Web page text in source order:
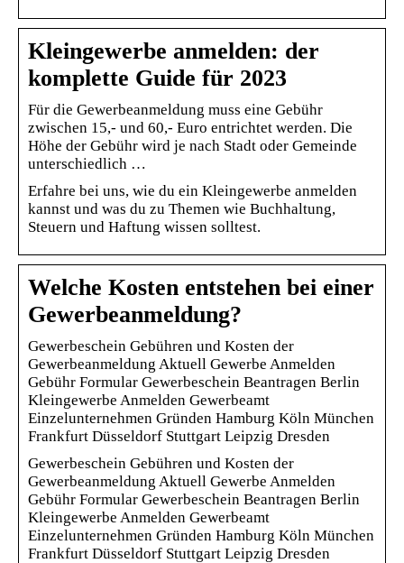
Kleingewerbe anmelden: der
komplette Guide für 2023
Für die Gewerbeanmeldung muss eine Gebühr
zwischen 15,- und 60,- Euro entrichtet werden. Die
Höhe der Gebühr wird je nach Stadt oder Gemeinde
unterschiedlich …
Erfahre bei uns, wie du ein Kleingewerbe anmelden
kannst und was du zu Themen wie Buchhaltung,
Steuern und Haftung wissen solltest.
Welche Kosten entstehen bei einer
Gewerbeanmeldung?
Gewerbeschein Gebühren und Kosten der
Gewerbeanmeldung Aktuell Gewerbe Anmelden
Gebühr Formular Gewerbeschein Beantragen Berlin
Kleingewerbe Anmelden Gewerbeamt
Einzelunternehmen Gründen Hamburg Köln München
Frankfurt Düsseldorf Stuttgart Leipzig Dresden
Gewerbeschein Gebühren und Kosten der
Gewerbeanmeldung Aktuell Gewerbe Anmelden
Gebühr Formular Gewerbeschein Beantragen Berlin
Kleingewerbe Anmelden Gewerbeamt
Einzelunternehmen Gründen Hamburg Köln München
Frankfurt Düsseldorf Stuttgart Leipzig Dresden